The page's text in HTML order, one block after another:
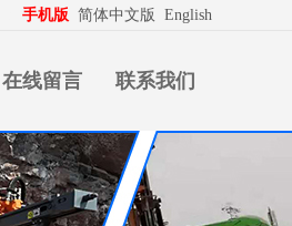
手机版 简体中文版 English
在线留言 联系我们